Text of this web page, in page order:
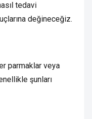
tedavi
değineceğiz.
parmaklar veya
şunları